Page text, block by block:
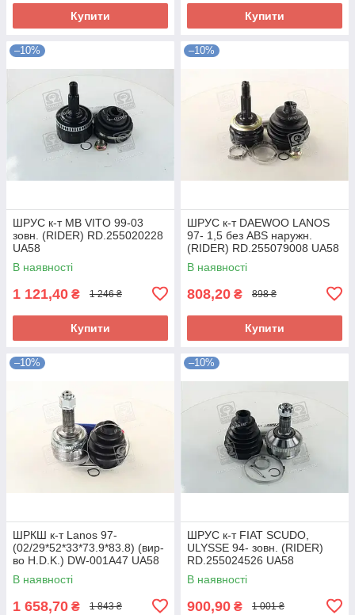
Купити Купити
–10%
ШРУС к-т MB VITO 99-03
зовн. (RIDER) RD.255020228
UA58
В наявності
1 121,40 ₴ 1 246 ₴
Купити
–10%
ШРУС к-т DAEWOO LANOS
97- 1,5 без ABS наружн.
(RIDER) RD.255079008 UA58
В наявності
808,20 ₴ 898 ₴
Купити
–10%
ШРКШ к-т Lanos 97-
(02/29*52*33*73.9*83.8) (вир-
во H.D.K.) DW-001A47 UA58
В наявності
1 658,70 ₴ 1 843 ₴
–10%
ШРУС к-т FIAT SCUDO,
ULYSSE 94- зовн. (RIDER)
RD.255024526 UA58
В наявності
900,90 ₴ 1 001 ₴